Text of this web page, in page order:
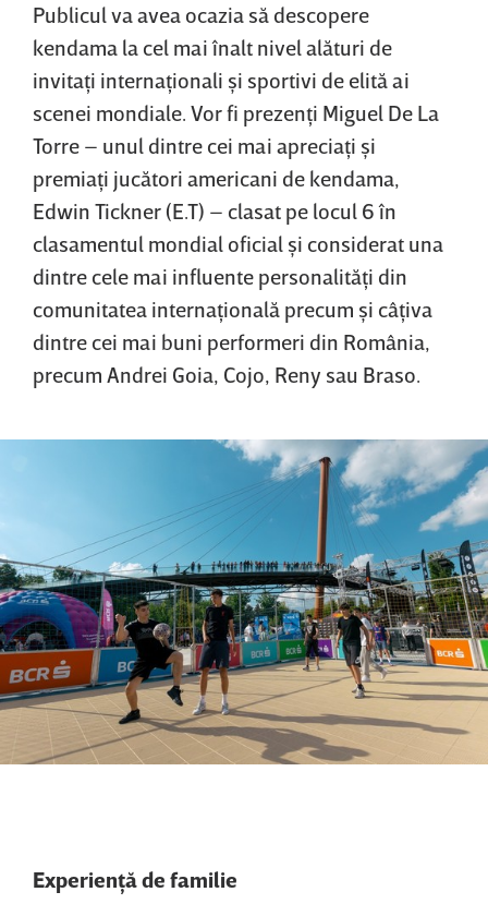
Publicul va avea ocazia să descopere
kendama la cel mai înalt nivel alături de
invitaţi internaţionali şi sportivi de elită ai
scenei mondiale. Vor fi prezenţi Miguel De La
Torre – unul dintre cei mai apreciaţi şi
premiaţi jucători americani de kendama,
Edwin Tickner (E.T) – clasat pe locul 6 în
clasamentul mondial oficial şi considerat una
dintre cele mai influente personalităţi din
comunitatea internaţională precum şi câţiva
dintre cei mai buni performeri din România,
precum Andrei Goia, Cojo, Reny sau Braso.
Experienţă de familie